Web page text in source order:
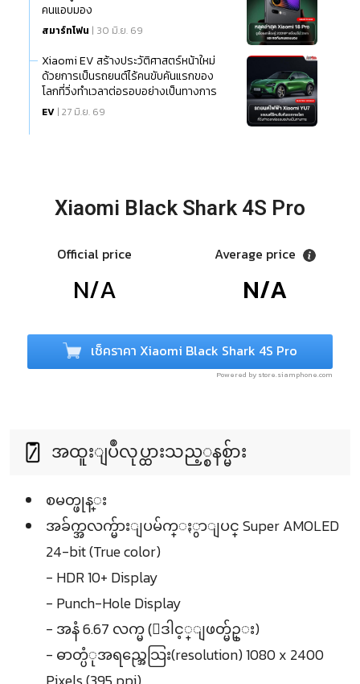
คนแอบมอง
สมาร์ทโฟน | 30 มิ.ย. 69
Xiaomi EV สร้างประวัติศาสตร์หน้าใหม่
ด้วยการเป็นรถยนต์ไร้คนขับคันแรกของ
โลกที่วิ่งทำเวลาต่อรอบอย่างเป็นทางการ
EV | 27 มิ.ย. 69
Xiaomi Black Shark 4S Pro
Official price
N/A
Average price
N/A
เช็คราคา Xiaomi Black Shark 4S Pro
Powered by store.siamphone.com
အထူးျပဳလုပ္ထားသည့္စနစ္မ်ား
စမတ္ဖုန္း
အခ်က္အလက္မ်ားျပမ်က္ႏွာျပင္ Super AMOLED
24-bit (True color)
- HDR 10+ Display
- Punch-Hole Display
- အနံ 6.67 လက္မ (ေဒါင့္ျဖတ္မ်ဥ္း)
- ဓာတ္ပံုအရည္အေသြး(resolution) 1080 x 2400